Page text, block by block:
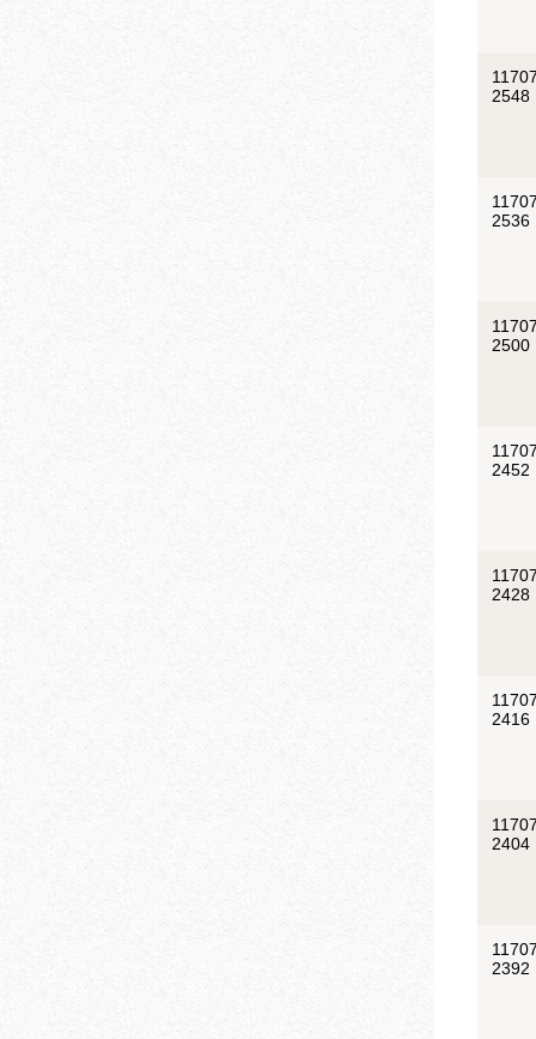
2548
2536
2500
2452
2428
2416
2404
2392